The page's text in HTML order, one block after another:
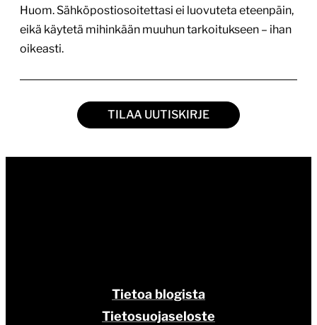
Huom. Sähköpostiosoitettasi ei luovuteta eteenpäin,
eikä käytetä mihinkään muuhun tarkoitukseen – ihan
oikeasti.
TILAA UUTISKIRJE
Tietoa blogista
Tietosuojaseloste